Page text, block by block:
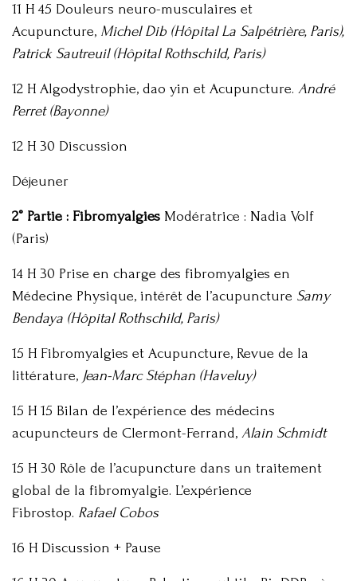
11 H 45 Douleurs neuro-musculaires et
Acupuncture, Michel Dib (Hôpital La Salpétrière, Paris),
Patrick Sautreuil (Hôpital Rothschild, Paris)
12 H Algodystrophie, dao yin et Acupuncture. André
Perret (Bayonne)
12 H 30 Discussion
Déjeuner
2° Partie : Fibromyalgies Modératrice : Nadia Volf
(Paris)
14 H 30 Prise en charge des fibromyalgies en
Médecine Physique, intérêt de l’acupuncture Samy
Bendaya (Hôpital Rothschild, Paris)
15 H Fibromyalgies et Acupuncture, Revue de la
littérature, Jean-Marc Stéphan (Haveluy)
15 H 15 Bilan de l’expérience des médecins
acupuncteurs de Clermont-Ferrand, Alain Schmidt
15 H 30 Rôle de l’acupuncture dans un traitement
global de la fibromyalgie. L’expérience
Fibrostop. Rafael Cobos
16 H Discussion + Pause